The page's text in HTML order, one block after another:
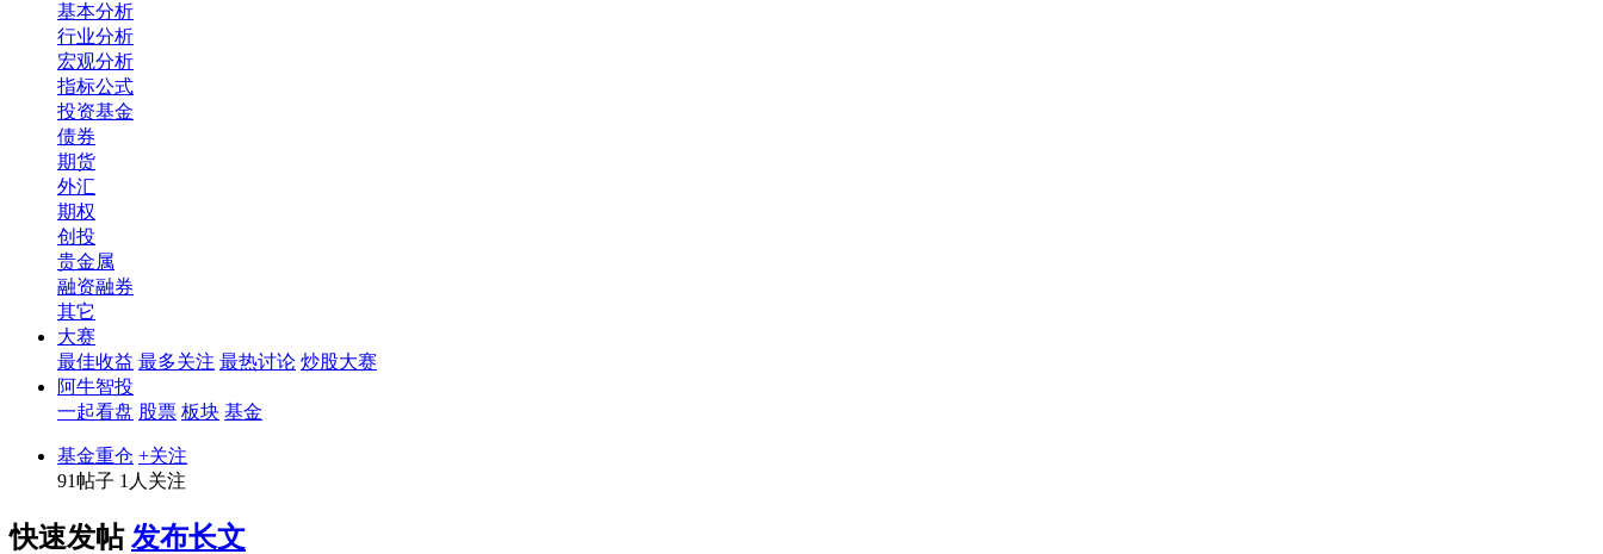
基本分析
行业分析
宏观分析
指标公式
投资基金
债券
期货
外汇
期权
创投
贵金属
融资融券
其它
大赛
最佳收益 最多关注 最热讨论 炒股大赛
阿牛智投
一起看盘 股票 板块 基金
基金重仓 +关注
91帖子 1人关注
快速发帖 发布长文